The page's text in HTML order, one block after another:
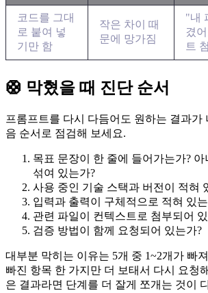
코드를 그대
로 붙여 넣
기만 함
작은 차이 때
문에 망가짐
"내
겼
트
🛟 막혔을 때 진단 순서
프롬프트를 다시 다듬어도 원하는 결과가
음 순서로 점검해 보세요.
목표 문장이 한 줄에 들어가는가? 아
섞여 있는가?
사용 중인 기술 스택과 버전이 적혀
입력과 출력이 구체적으로 적혀 있
관련 파일이 컨텍스트로 첨부되어
검증 방법이 함께 요청되어 있는가?
대부분 막히는 이유는 5개 중 1~2개가 빠
빠진 항목 한 가지만 더 보태서 다시 요청
은 결과라면 단계를 더 잘게 쪼개는 것이